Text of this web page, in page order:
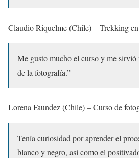
Claudio Riquelme (Chile) – Trekking
Me gusto mucho el curso y me sirvió
de la fotografía.”
Lorena Faundez (Chile) – Curso de
Tenía curiosidad por aprender el
blanco y negro, así como el